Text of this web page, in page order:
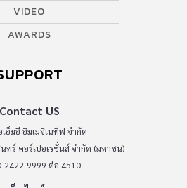
VIDEO
AWARDS
Contact US
อ็มอี อิมเมจิเนทีฟ จำกัด
ทร์ คอร์เปอเรชั่นส์ จำกัด (มหาชน)
2422-9999 ต่อ 4510